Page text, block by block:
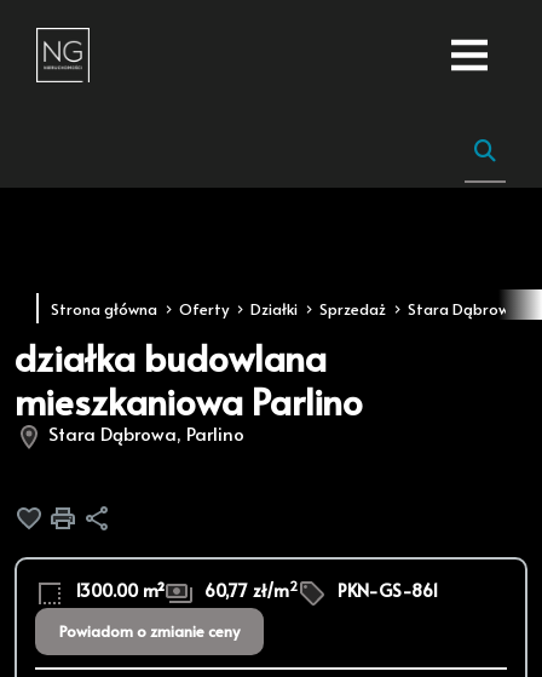
Strona główna Oferty Działki Sprzedaż Stara Dąbrowa
działka budowlana
mieszkaniowa Parlino
Stara Dąbrowa, Parlino
Dodaj do ulubionych
Drukuj
1300.00 m² 60,77 zł/m2 PKN-GS-861
Powiadom o zmianie ceny